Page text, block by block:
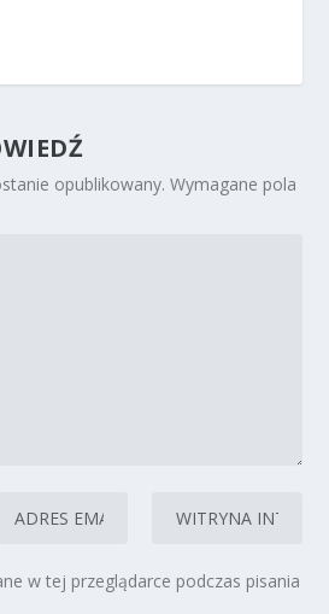
opublikowany. Wymagane pola
w tej przeglądarce podczas pisania